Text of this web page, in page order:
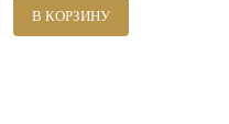
В КОРЗИНУ